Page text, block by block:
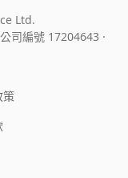
Ltd.
公司編號 17204643 ·
策